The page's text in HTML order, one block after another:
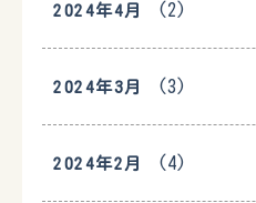
2024年4月 (2)
2024年3月 (3)
2024年2月 (4)